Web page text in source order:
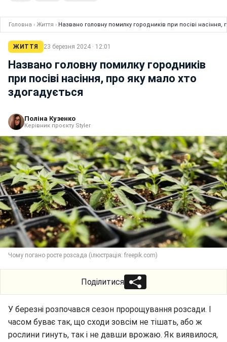
Головна › Життя › Названо головну помилку городників при посіві насіння,
ЖИТТЯ 23 березня 2024 · 12:01
Названо головну помилку городників
при посіві насіння, про яку мало хто
здогадується
Поліна Кузенко
Керівник проєкту Styler
Чому погано росте розсада (ілюстрація: freepik.com)
Поділитися
У березні розпочався сезон пророщування розсади. І
часом буває так, що сходи зовсім не тішать, або ж
рослини гинуть, так і не давши врожаю. Як виявилося,